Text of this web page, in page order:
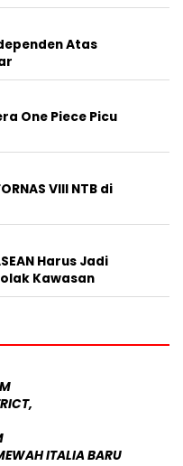
Atas
One Piece Picu
VIII NTB di
Harus Jadi
Kawasan
ITALIA BARU